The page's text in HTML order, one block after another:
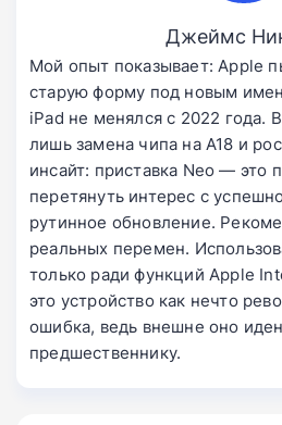
Джеймс
Мой опыт показывает: Apple
старую форму под новым
iPad не менялся с 2022 года.
лишь замена чипа на A18 и
инсайт: приставка Neo — это
перетянуть интерес с
рутинное обновление.
реальных перемен.
только ради функций Apple
это устройство как нечто
ошибка, ведь внешне оно
предшественнику.